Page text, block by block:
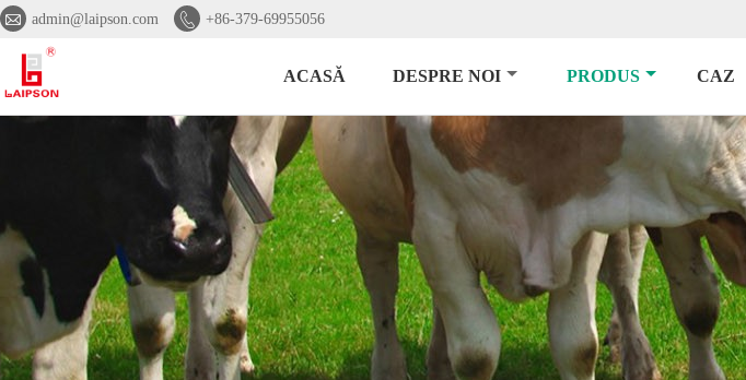
 admin@laipson.com  +86-379-69955056
ACASĂ DESPRE NOI PRODUS CAZ